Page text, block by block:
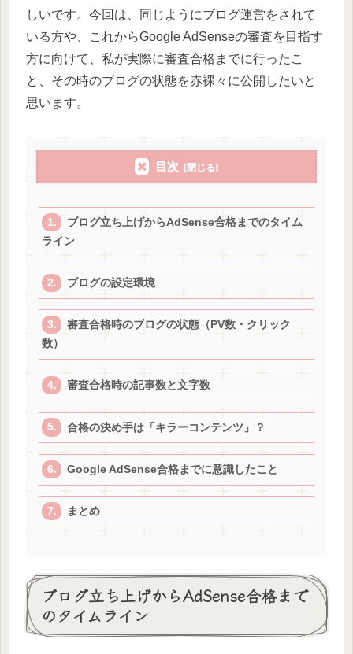
しいです。今回は、同じようにブログ運営をされて
いる方や、これからGoogle AdSenseの審査を目指す
方に向けて、私が実際に審査合格までに行ったこ
と、その時のブログの状態を赤裸々に公開したいと
思います。
目次
ブログ立ち上げからAdSense合格までのタイム
ライン
ブログの設定環境
審査合格時のブログの状態（PV数・クリック
数）
審査合格時の記事数と文字数
合格の決め手は「キラーコンテンツ」？
Google AdSense合格までに意識したこと
まとめ
ブログ立ち上げからAdSense合格まで
のタイムライン